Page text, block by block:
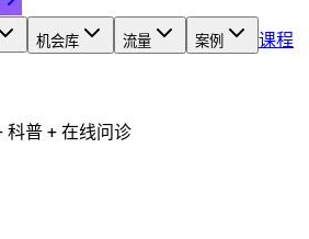
机会库 流量 案例
课程
科普 + 在线问诊